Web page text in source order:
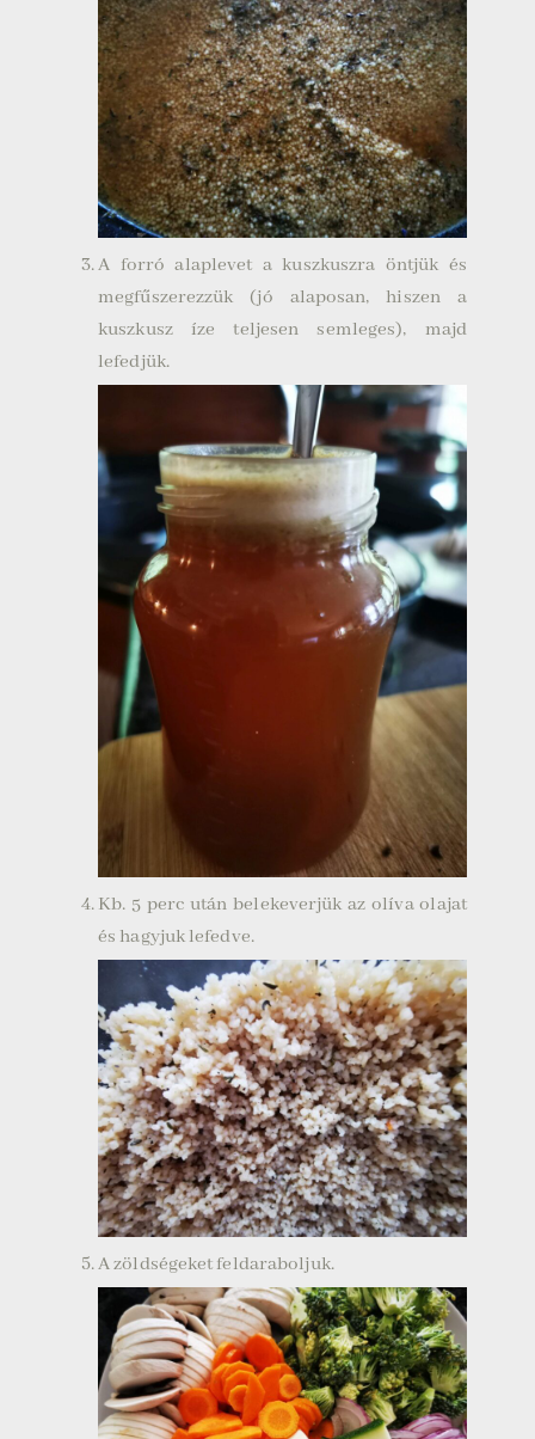
A forró alaplevet a kuszkuszra öntjük és
megfűszerezzük (jó alaposan, hiszen a
kuszkusz íze teljesen semleges), majd
lefedjük.
Kb. 5 perc után belekeverjük az olíva olajat
és hagyjuk lefedve.
A zöldségeket feldaraboljuk.